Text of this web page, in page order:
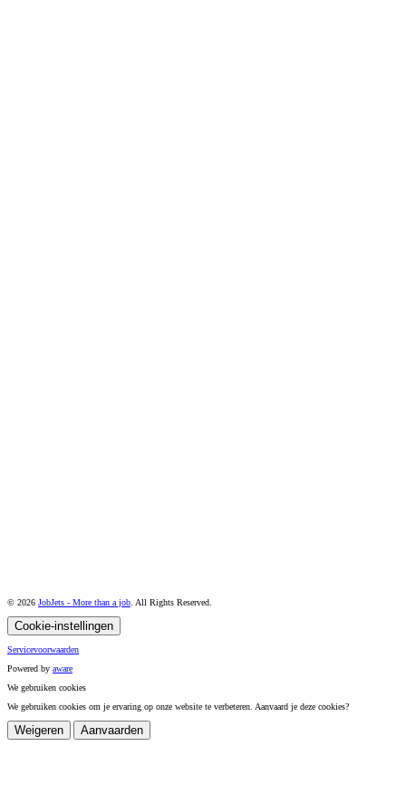
© 2026 JobJets - More than a job . All Rights Reserved.
Cookie-instellingen
Servicevoorwaarden
Powered by aware
We gebruiken cookies
We gebruiken cookies om je ervaring op onze website te verbeteren. Aanvaard je deze cookies?
Weigeren Aanvaarden